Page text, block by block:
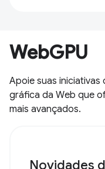
WebGPU
Apoie suas iniciativas
gráfica da Web que
mais avançados.
Novidades